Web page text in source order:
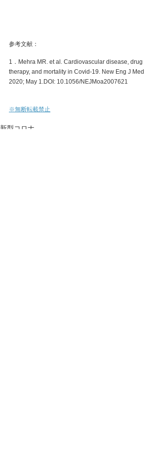
参考文献：
1．Mehra MR. et al. Cardiovascular disease, drug
therapy, and mortality in Covid-19. New Eng J Med
2020; May 1.DOI: 10.1056/NEJMoa2007621
※無断転載禁止
新型コロナ